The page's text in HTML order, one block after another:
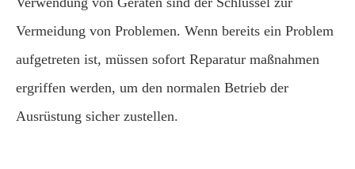
Vermeidung von Problemen. Wenn bereits ein Problem
aufgetreten ist, müssen sofort Reparatur maßnahmen
ergriffen werden, um den normalen Betrieb der
Ausrüstung sicher zustellen.